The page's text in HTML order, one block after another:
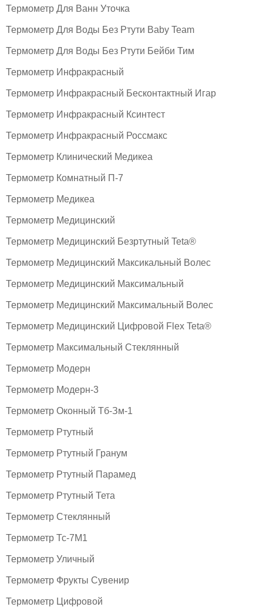
Термометр Для Ванн Уточка
Термометр Для Воды Без Ртути Baby Team
Термометр Для Воды Без Ртути Бейби Тим
Термометр Инфракрасный
Термометр Инфракрасный Бесконтактный Игар
Термометр Инфракрасный Ксинтест
Термометр Инфракрасный Россмакс
Термометр Клинический Медикеа
Термометр Комнатный П-7
Термометр Медикеа
Термометр Медицинский
Термометр Медицинский Безртутный Teta®
Термометр Медицинский Максикальный Волес
Термометр Медицинский Максимальный
Термометр Медицинский Максимальный Волес
Термометр Медицинский Цифровой Flex Teta®
Термометр Максимальный Стеклянный
Термометр Модерн
Термометр Модерн-3
Термометр Оконный Тб-Зм-1
Термометр Ртутный
Термометр Ртутный Гранум
Термометр Ртутный Парамед
Термометр Ртутный Тета
Термометр Стеклянный
Термометр Тс-7М1
Термометр Уличный
Термометр Фрукты Сувенир
Термометр Цифровой